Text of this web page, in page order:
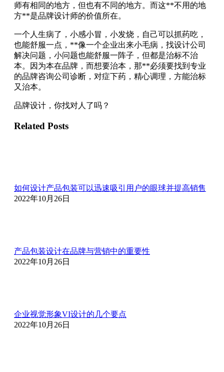
师有相同的地方，但也有不同的地方。而这**不用的地
方**是品牌设计师的价值所在。
一个人生病了，小感小冒，小发烧，自己可以抓药吃，
也能舒服一点，**像一个企业出来小毛病，找设计公司
解决问题，小问题也能舒服一阵子，但都是治标不治
本。因为本在品牌，而想要治本，那**必须要找到专业
的品牌咨询公司诊断，对症下药，精心调理，方能治标
又治本。
品牌设计，你找对人了吗？
Related Posts
如何设计产品包装可以迅速吸引用户的眼球并提高销售
2022年10月26日
产品包装设计在品牌与营销中的重要性
2022年10月26日
企业视觉形象VI设计的几个要点
2022年10月26日